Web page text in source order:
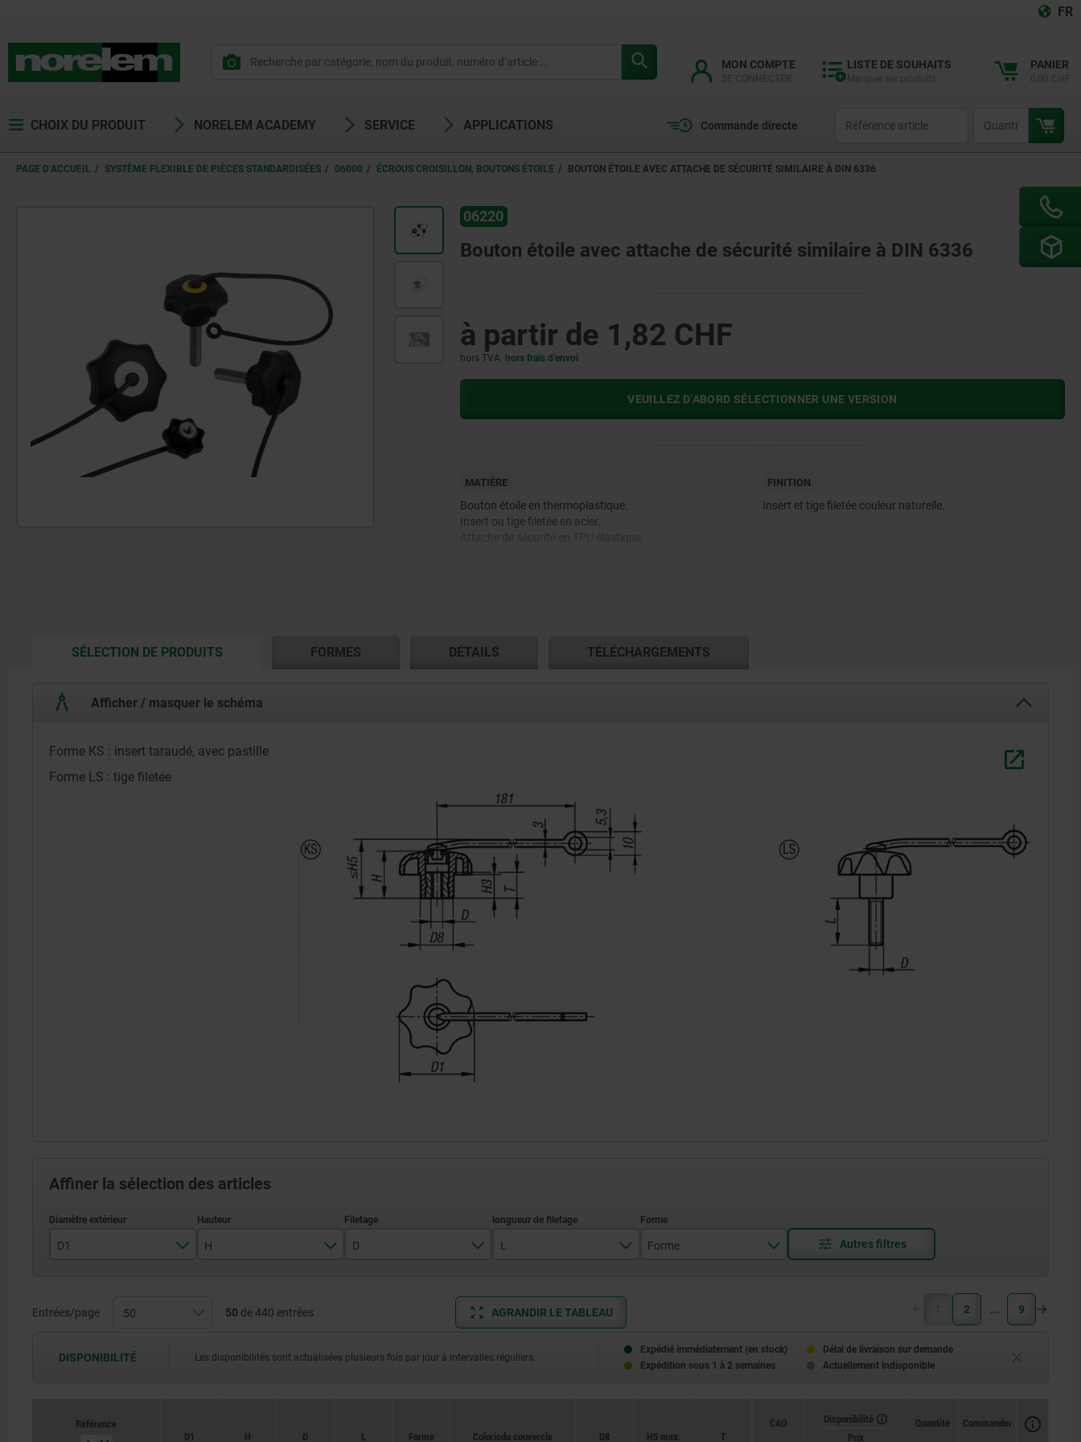
FR
MON COMPTE LISTE DE SOUHAITS PANIER
CHOIX DU PRODUIT NORELEM ACADEMY SERVICE APPLICATIONS Commande directe
PAGE D’ACCUEIL SYSTÈME FLEXIBLE DE PIÈCES STANDARDISÉES 06000 ÉCROUS CROISILLON, BOUTONS ÉTOILE BOUTON ÉTOILE AVEC ATTACHE DE SÉCURITÉ SIMILAIRE À DIN 6336
06220
Bouton étoile avec attache de sécurité similaire à DIN 6336
à partir de 1,82 CHF
hors TVA hors frais d’envoi
VEUILLEZ D’ABORD SÉLECTIONNER UNE VERSION
MATIÈRE
Bouton étoile en thermoplastique.
Insert ou tige filetée en acier.
FINITION
Insert et tige filetée couleur naturelle.
SÉLECTION DE PRODUITSCURRENT
FORMES DÉTAILS TÉLÉCHARGEMENTS
Afficher / masquer le schéma
Forme KS : insert taraudé, avec pastille
Forme LS : tige filetée
Affiner la sélection des articles
D1
32
H
20
D L
15
35
Forme
Entrées/page 50 de 440 entrées AGRANDIR LE TABLEAU 1 2 9
DISPONIBILITÉ Les disponibilités sont actualisées plusieurs fois par jour à intervalles réguliers.
Expédié immédiatement (en stock)
Délai de livraison sur demande
Expédition sous 1 à 2 semaines
Actuellement indisponible
Référence
D1
H D L Forme Coloris du couvercle D8 H5 max. T
CAO
Disponibilité
Prix
Quantité Commander